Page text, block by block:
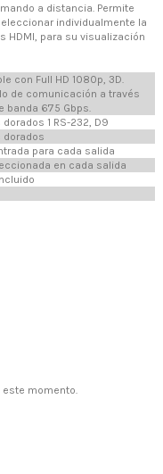
a distancia. Permite
individualmente la
HDMI, para su visualización
con Full HD 1080p, 3D.
de comunicación a través
banda 6'75 Gbps.
1 RS-232, D9
dorados
para cada salida
en cada salida
momento.